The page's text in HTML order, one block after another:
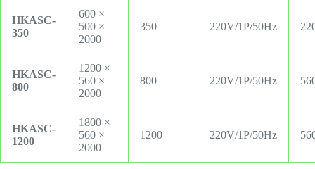
HKASC-
350
600 ×
500 ×
2000
350 220V/1P/50Hz
HKASC-
800
1200 ×
560 ×
2000
800 220V/1P/50Hz
HKASC-
1200
1800 ×
560 ×
2000
1200 220V/1P/50Hz